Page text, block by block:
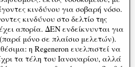
κινδύνου για σοβαρή νόσο.
κινδύνου στο δελτίο της
απορία. ΔΕΝ ενδείκνυνται για
μόνο σε πλαίσιο μελετών).
η Regeneron ευελπιστεί να
τα τέλη του Ιανουαρίου, αλλά